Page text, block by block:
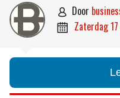
 door
 zaterdag